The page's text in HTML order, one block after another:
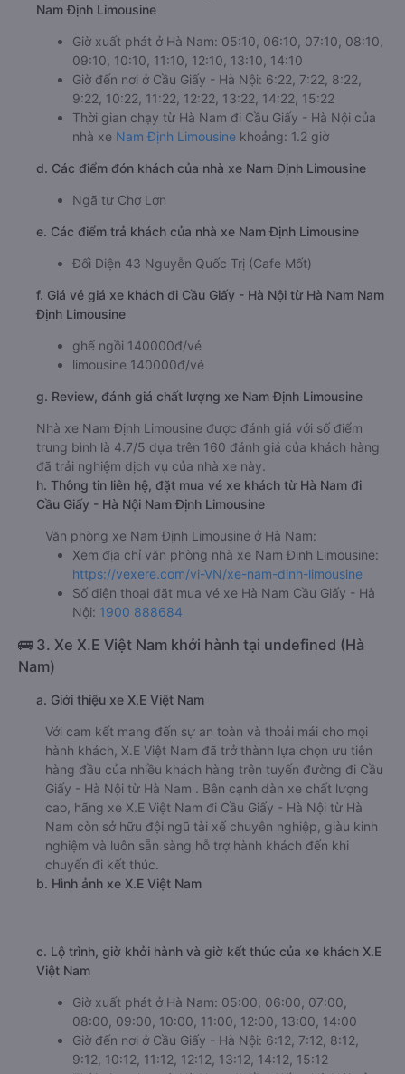
Nam Định Limousine
Giờ xuất phát ở Hà Nam: 05:10, 06:10, 07:10, 08:10,
09:10, 10:10, 11:10, 12:10, 13:10, 14:10
Giờ đến nơi ở Cầu Giấy - Hà Nội: 6:22, 7:22, 8:22,
9:22, 10:22, 11:22, 12:22, 13:22, 14:22, 15:22
Thời gian chạy từ Hà Nam đi Cầu Giấy - Hà Nội của
nhà xe Nam Định Limousine khoảng: 1.2 giờ
d. Các điểm đón khách của nhà xe Nam Định Limousine
Ngã tư Chợ Lợn
e. Các điểm trả khách của nhà xe Nam Định Limousine
Đối Diện 43 Nguyễn Quốc Trị (Cafe Mốt)
f. Giá vé giá xe khách đi Cầu Giấy - Hà Nội từ Hà Nam Nam
Định Limousine
ghế ngồi 140000đ/vé
limousine 140000đ/vé
g. Review, đánh giá chất lượng xe Nam Định Limousine
Nhà xe Nam Định Limousine được đánh giá với số điểm
trung bình là 4.7/5 dựa trên 160 đánh giá của khách hàng
đã trải nghiệm dịch vụ của nhà xe này.
h. Thông tin liên hệ, đặt mua vé xe khách từ Hà Nam đi
Cầu Giấy - Hà Nội Nam Định Limousine
Văn phòng xe Nam Định Limousine ở Hà Nam:
Xem địa chỉ văn phòng nhà xe Nam Định Limousine:
https://vexere.com/vi-VN/xe-nam-dinh-limousine
Số điện thoại đặt mua vé xe Hà Nam Cầu Giấy - Hà
Nội: 1900 888684
🚌 3. Xe X.E Việt Nam khởi hành tại undefined (Hà
Nam)
a. Giới thiệu xe X.E Việt Nam
Với cam kết mang đến sự an toàn và thoải mái cho mọi
hành khách, X.E Việt Nam đã trở thành lựa chọn ưu tiên
hàng đầu của nhiều khách hàng trên tuyến đường đi Cầu
Giấy - Hà Nội từ Hà Nam . Bên cạnh dàn xe chất lượng
cao, hãng xe X.E Việt Nam đi Cầu Giấy - Hà Nội từ Hà
Nam còn sở hữu đội ngũ tài xế chuyên nghiệp, giàu kinh
nghiệm và luôn sẵn sàng hỗ trợ hành khách đến khi
chuyến đi kết thúc.
b. Hình ảnh xe X.E Việt Nam
c. Lộ trình, giờ khởi hành và giờ kết thúc của xe khách X.E
Việt Nam
Giờ xuất phát ở Hà Nam: 05:00, 06:00, 07:00,
08:00, 09:00, 10:00, 11:00, 12:00, 13:00, 14:00
Giờ đến nơi ở Cầu Giấy - Hà Nội: 6:12, 7:12, 8:12,
9:12, 10:12, 11:12, 12:12, 13:12, 14:12, 15:12